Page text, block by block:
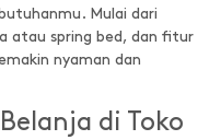
Mulai dari
atau spring bed, dan fitur
nyaman dan
di Toko